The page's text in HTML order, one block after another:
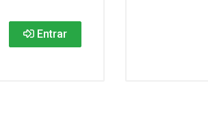
Entrar